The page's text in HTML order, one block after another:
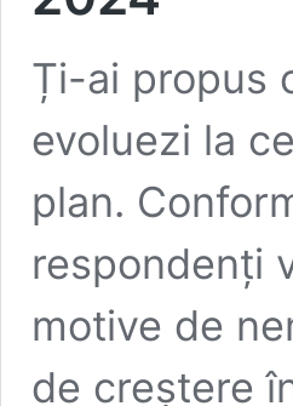
Ți-ai propus
evoluezi la
plan.
respondenți
motive de
de creștere